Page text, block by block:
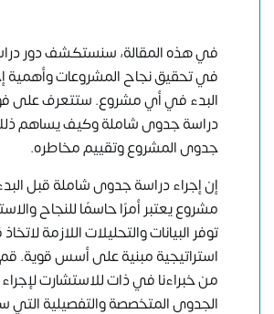
في هذه المقالة، سنستكشف دور
في تحقيق نجاح المشروعات وأهمية
البدء في أي مشروع. ستتعرف على
دراسة جدوى شاملة وكيف يساهم
جدوى المشروع وتقييم مخاطره.
إن إجراء دراسة جدوى شاملة قبل
مشروع يعتبر أمرًا حاسمًا للنجاح
توفر البيانات والتحليلات اللازمة
استراتيجية مبنية على أسس قوية. قم
من خبراءنا في ذات للاستشارت
الجدوى المتخصصة والتفصيلية